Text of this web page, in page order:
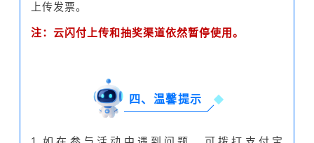
上传发票。
注：云闪付上传和抽奖渠道依然暂停使用。
四、温馨提示